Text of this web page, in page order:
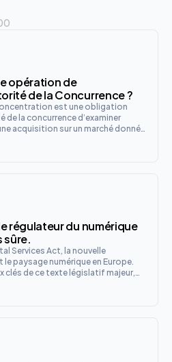
opération de
de la Concurrence ?
est une obligation
de la concurrence d’examiner
acquisition sur un marché donné.
régulateur du numérique
sûre.
Services Act, la nouvelle
paysage numérique en Europe.
clés de ce texte législatif majeur,